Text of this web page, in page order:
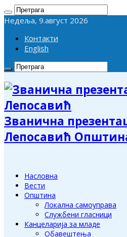
Недеља, 9.август 2026
Контакти
English
Званична
Лепосавић
Насловна
Вести
Општина
Локална самоуправа
Службени гласници
Канцеларија за младе
Обавештења